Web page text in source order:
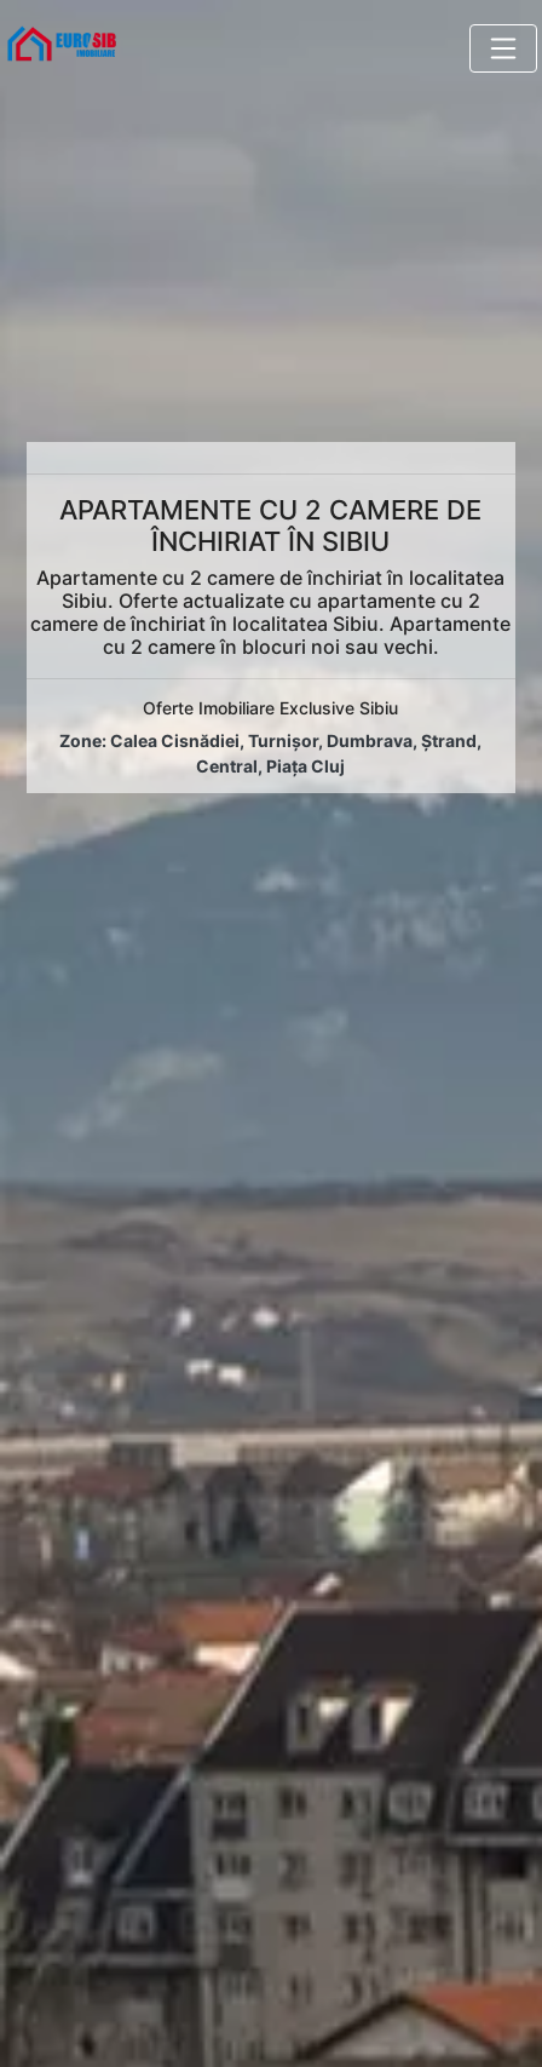
APARTAMENTE CU 2 CAMERE DE
ÎNCHIRIAT ÎN SIBIU
Apartamente cu 2 camere de închiriat în localitatea
Sibiu. Oferte actualizate cu apartamente cu 2
camere de închiriat în localitatea Sibiu. Apartamente
cu 2 camere în blocuri noi sau vechi.
Oferte Imobiliare Exclusive Sibiu
Zone:Calea Cisnădiei,Turnișor,Dumbrava,Ștrand,
Central, Piața Cluj